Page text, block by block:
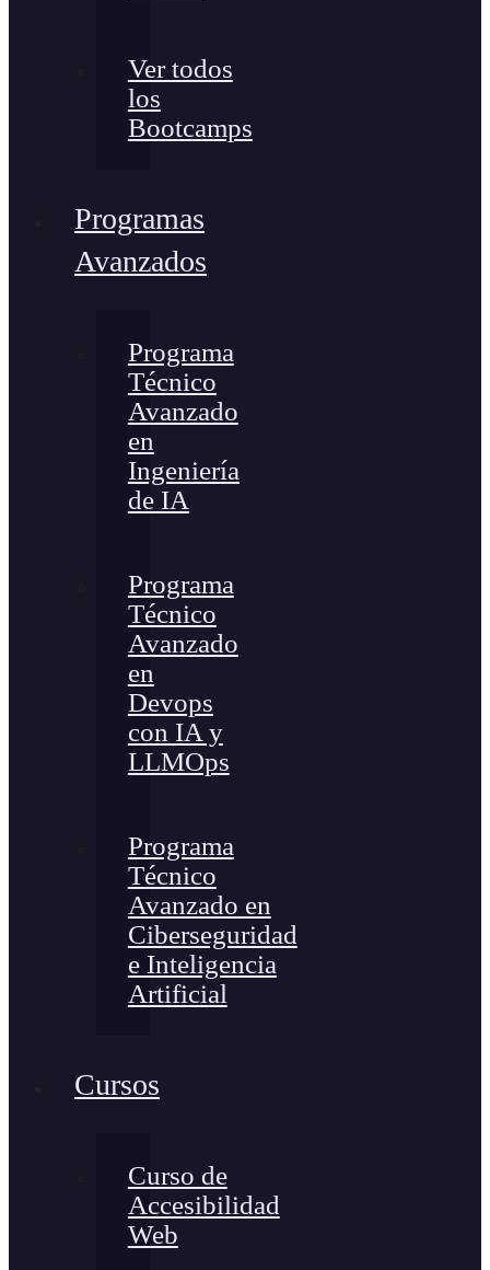
Ver todos
los
Bootcamps
Programas
Avanzados
Programa
Técnico
Avanzado
en
Ingeniería
de IA
Programa
Técnico
Avanzado
en
Devops
con IA y
LLMOps
Programa
Técnico
Avanzado en
Ciberseguridad
e Inteligencia
Artificial
Cursos
Curso de
Accesibilidad
Web